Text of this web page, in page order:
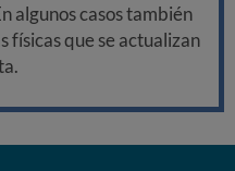
algunos casos también
físicas que se actualizan